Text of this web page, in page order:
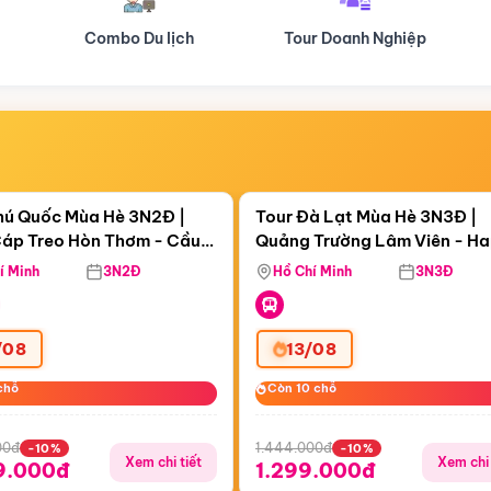
Tour Doanh Nghiệp Du lịch Hành Hương
12:20:15
Treo Hòn Thơm
Quốc Mùa Hè 3N2Đ |
Treo Hòn Thơm - Cầu
Viên Nước Aquatopia
Minh 3N2Đ
-10%
Xem chi tiết
Còn05 ngày 12:20:15
Tour Đà Lạt Mùa Hè 3N3Đ |
Quảng Trường Lâm Viên -
Hill - Puppy Farm
Hồ Chí Minh 3N3Đ
13/08
Còn 10 chỗ
Còn 10 chỗ
1.444.000đ -10%
1.299.000đ Xem